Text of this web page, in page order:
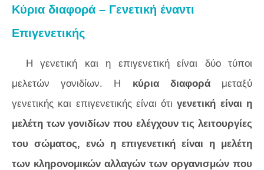
Κύρια διαφορά – Γενετική έναντι
Επιγενετικής
Η γενετική και η επιγενετική είναι δύο τύποι
μελετών γονιδίων. Η κύρια διαφοράμεταξύ
γενετικής και επιγενετικής είναι ότιγενετική είναι η
μελέτη των γονιδίων που ελέγχουν τις λειτουργίες
του σώματος, ενώ η επιγενετική είναι η μελέτη
των κληρονομικών αλλαγών των οργανισμών που